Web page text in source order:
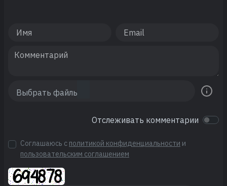
Отслеживать комментарии
Соглашаюсь с политикой конфиденциальности и
пользовательским соглашением